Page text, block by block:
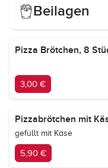
Beilagen
Pizza Brötchen, 8
3,00 €
Pizzabrötchen mit
gefüllt mit Käse
5,90 €